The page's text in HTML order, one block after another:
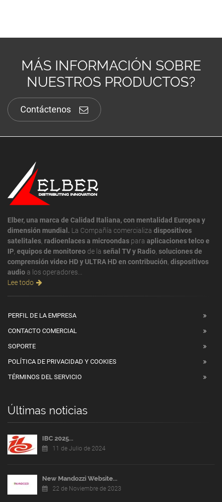
MÁS INFORMACIÓN SOBRE
NUESTROS PRODUCTOS?
Contáctenos
Elber, una marca de Calidad Italiana, con mentalidad Europea y
dimensión mundial. La Compañía comercializa dispositivos
satelitales radioenlaces a microondas para aplicaciones telco e
IP equipos de monitoreo de la señal TV y Radio soluciones de
comprensión video HD y ULTRA HD en contribución dispositivos
audio a los operadores...
Lee todo
PERFIL DE LA EMPRESA
CONTACTO COMERCIAL
SOPORTE
POLÍTICA DE PRIVACIDAD Y COOKIES
TÉRMINOS DEL SERVICIO
Últimas noticias
IBC 2025...
11 de Julio de 2024
New Mandozzi Website...
22 de Noviembre de 2023